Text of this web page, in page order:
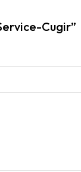
Cugir”